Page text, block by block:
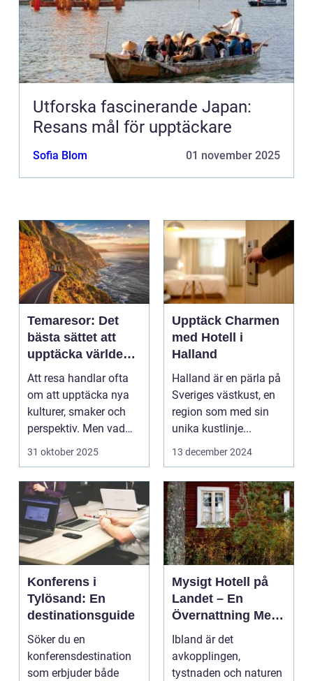
Utforska fascinerande Japan:
Resans mål för upptäckare
Sofia Blom 01 november 2025
Temaresor: Det
bästa sättet att
upptäcka världen
på
Att resa handlar ofta
om att upptäcka nya
kulturer, smaker och
perspektiv. Men vad
händer ...
31 oktober 2025
Upptäck Charmen
med Hotell i
Halland
Halland är en pärla på
Sveriges västkust, en
region som med sin
unika kustlinje...
13 december 2024
Konferens i
Tylösand: En
destinationsguide
Söker du en
konferensdestination
som erbjuder både
Mysigt Hotell på
Landet – En
Övernattning Med
Charm
Ibland är det
avkopplingen,
tystnaden och naturen